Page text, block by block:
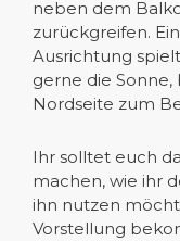
neben dem
zurückgreifen.
Ausrichtung
gerne die
Nordseite zum
Ihr solltet euch
machen, wie ihr
ihn nutzen
Vorstellung